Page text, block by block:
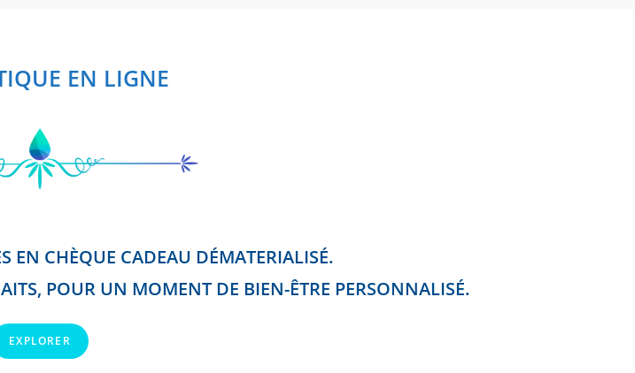
EN LIGNE
EN CHÈQUE CADEAU DÉMATERIALISÉ.
POUR UN MOMENT DE BIEN-ÊTRE PERSONNALISÉ.
EXPLORER